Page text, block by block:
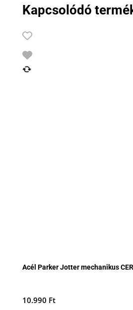
Kapcsolódó
Acél Parker Jotter mechanikus
10.990 Ft